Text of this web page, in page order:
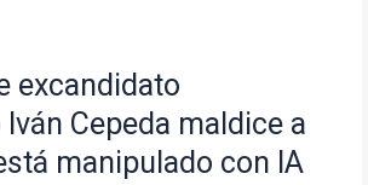
excandidato
Cepeda maldice a
manipulado con IA